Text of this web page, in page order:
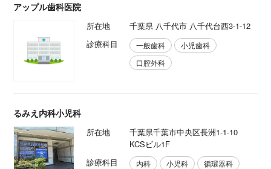
アップル歯科医院
所在地
千葉県 八千代市 八千代台西3-1-12
診療科目
一般歯科
小児歯科
口腔外科
るみえ内科小児科
所在地
千葉県千葉市中央区長洲1-1-10
KCSビル1F
診療科目
内科 小児科
循環器科